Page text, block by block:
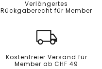
Verlängertes
Rückgaberecht für Member
Kostenfreier Versand für
Member ab CHF 49